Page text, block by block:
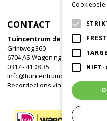
CONTACT
Tuincentrum de Oude Tol
Grintweg 360
6704 AS Wageningen
0317 - 41 08 35
info@tuincentrumdeoudetol.nl
Beoordeel ons via
Google
NIET-